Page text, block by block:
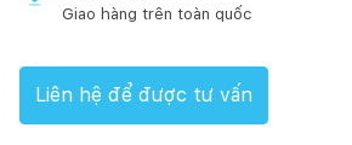
Giao hàng trên toàn quốc
Liên hệ để được tư vấn